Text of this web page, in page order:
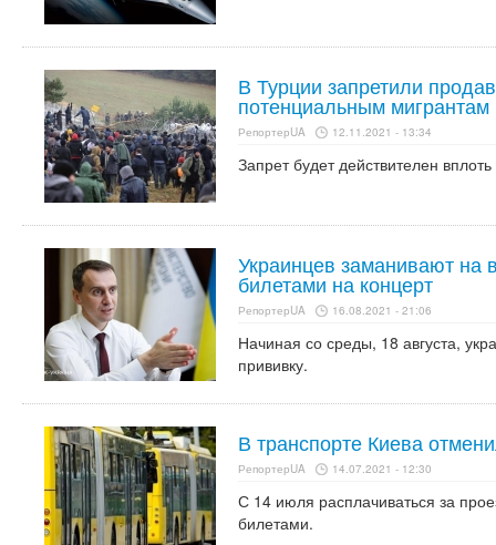
В Турции запретили
потенциальным мигрантам
РепортерUA 12.11.2021 - 13:34
Запрет будет действителен
Украинцев заманивают на
билетами на концерт
РепортерUA 16.08.2021 - 21:06
Начиная со среды, 18 августа,
прививку.
В транспорте Киева
РепортерUA 14.07.2021 - 12:30
С 14 июля расплачиваться за
билетами.